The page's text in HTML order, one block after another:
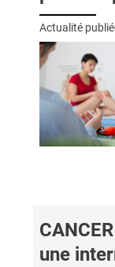
Actualité
une